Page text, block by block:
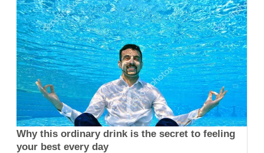
Why this ordinary drink is the secret to feeling
your best every day